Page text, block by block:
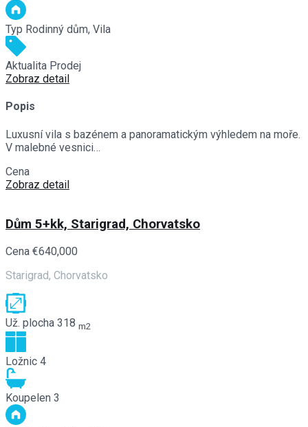
Typ Rodinný dům, Vila
Aktualita Prodej
Zobraz detail
Popis
Luxusní vila s bazénem a panoramatickým výhledem na moře.
V malebné vesnici…
Cena
Zobraz detail
Dům 5+kk, Starigrad, Chorvatsko
Cena €640,000
Starigrad, Chorvatsko
Už. plocha 318 m2
Ložnic 4
Koupelen 3